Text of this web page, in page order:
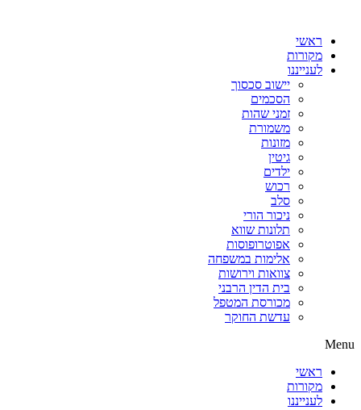
ראשי
מקורות
לענייננו
יישוב סכסוך
הסכמים
זמני שהות
משמורת
מזונות
גיטין
ילדים
רכוש
סלב
ניכור הורי
תלונות שווא
אפוטרופוסות
אלימות במשפחה
צוואות וירושות
בית הדין הרבני
מכורסת המטפל
עדשת החוקר
Menu
ראשי
מקורות
לענייננו